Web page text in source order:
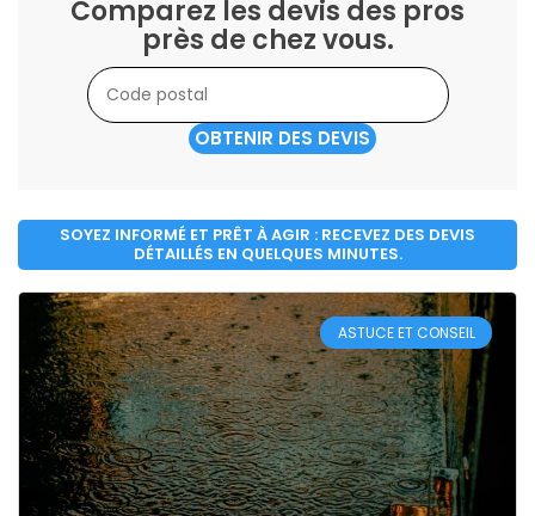
Comparez les devis des pros
près de chez vous.
OBTENIR DES DEVIS
SOYEZ INFORMÉ ET PRÊT À AGIR : RECEVEZ DES DEVIS
DÉTAILLÉS EN QUELQUES MINUTES.
ASTUCE ET CONSEIL